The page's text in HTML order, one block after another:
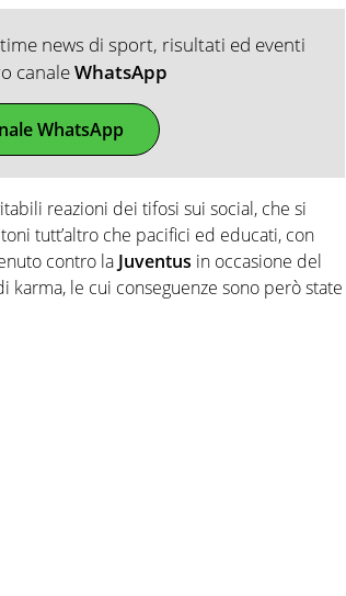
news di sport, risultati ed eventi
canaleWhatsApp
WhatsApp
reazioni dei tifosi sui social, che si
tutt’altro che pacifici ed educati, con
contro la Juventus in occasione del
karma, le cui conseguenze sono però state